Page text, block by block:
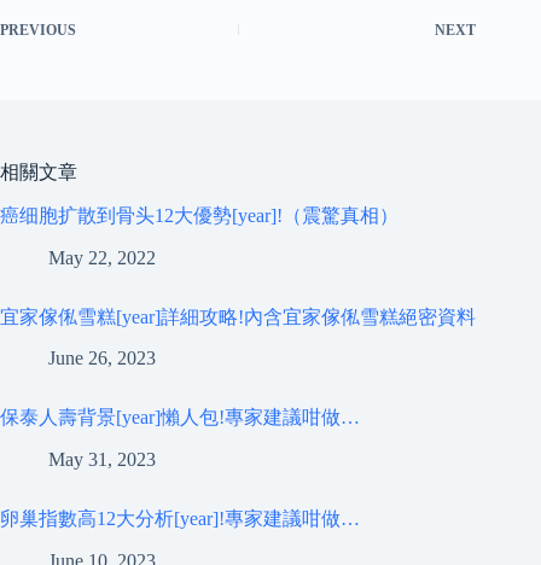
PREVIOUS NEXT
相關文章
癌细胞扩散到骨头12大優勢[year]!（震驚真相）
May 22, 2022
宜家傢俬雪糕[year]詳細攻略!內含宜家傢俬雪糕絕密資料
June 26, 2023
保泰人壽背景[year]懶人包!專家建議咁做…
May 31, 2023
卵巢指數高12大分析[year]!專家建議咁做…
June 10, 2023